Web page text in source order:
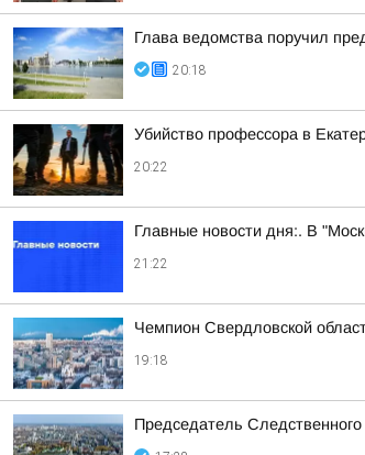
Глава ведомства поручил
20:18
Убийство профессора в
20:22
Главные новости дня:. В
21:22
Чемпион Свердловской
19:18
Председатель Следственного